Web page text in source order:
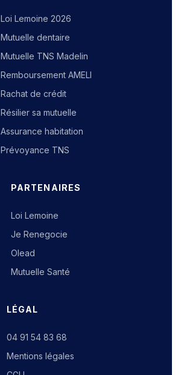
Loi Lemoine 2026
Mutuelle dentaire
Mutuelle TNS Madelin
Remboursement AMELI
Rachat de crédit
Résilier sa mutuelle
Assurance habitation
Prévoyance TNS
PARTENAIRES
Loi Lemoine
Je Renegocie
Olead
Mutuelle Santé
LÉGAL
04 91 54 83 68
Mentions légales